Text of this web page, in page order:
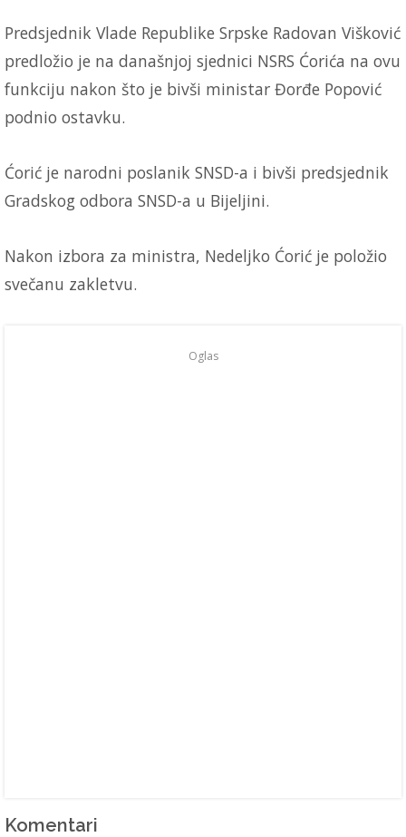
Predsjednik Vlade Republike Srpske Radovan Višković
predložio je na današnjoj sjednici NSRS Ćorića na ovu
funkciju nakon što je bivši ministar Đorđe Popović
podnio ostavku.
Ćorić je narodni poslanik SNSD-a i bivši predsjednik
Gradskog odbora SNSD-a u Bijeljini.
Nakon izbora za ministra, Nedeljko Ćorić je položio
svečanu zakletvu.
Oglas
Komentari